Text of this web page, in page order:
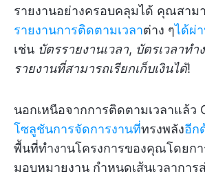
รายงานอย่างครอบคลุมได้ คุณสาม
รายงานการติดตามเวลาต่าง ๆได้ผ่
เช่น บัตรรายงานเวลา, บัตรเวลาทำ
รายงานที่สามารถเรียกเก็บเงินได้!
นอกเหนือจากการติดตามเวลาแล้ว
โซลูชันการจัดการงานที่ทรงพลังอีก
พื้นที่ทำงานโครงการของคุณโดยก
มอบหมายงาน กำหนดเส้นเวลาการ